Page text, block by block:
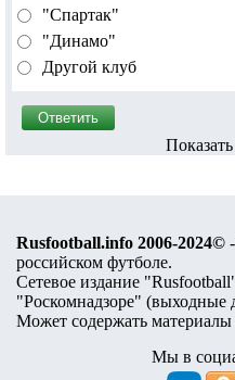
"Спартак"
"Динамо"
Другой клуб
Rusfootball.info 2006-2024©
российском футболе.
Сетевое издание
"Роскомнадзоре" (выходные
Может содержать материалы
Мы в